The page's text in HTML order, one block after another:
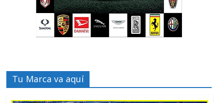
Tu Marca va aquí